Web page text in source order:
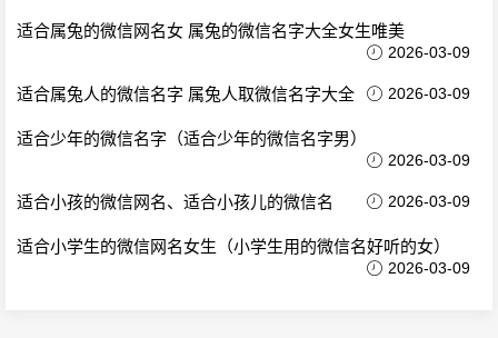
适合属兔的微信网名女 属兔的微信名字大全女生唯美
2026-03-09
适合属兔人的微信名字 属兔人取微信名字大全 2026-03-09
适合少年的微信名字（适合少年的微信名字男）
2026-03-09
适合小孩的微信网名、适合小孩儿的微信名 2026-03-09
适合小学生的微信网名女生（小学生用的微信名好听的女）
2026-03-09